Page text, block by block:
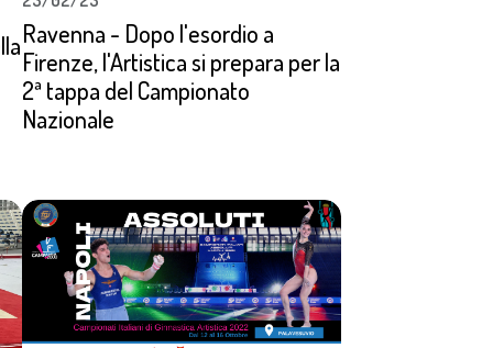
Ravenna - Dopo l'esordio a
Firenze, l'Artistica si prepara per la
2ª tappa del Campionato
Nazionale